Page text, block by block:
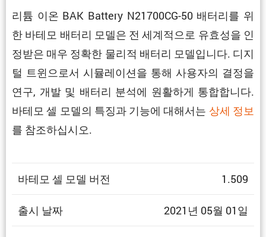
리튬 이온 BAK Battery N21700CG-50 배터리를 위
한 바테모 배터리 모델은 전 세계적으로 유효성을 인
정받은 매우 정확한 물리적 배터리 모델입니다. 디지
털 트윈으로서 시뮬레이션을 통해 사용자의 결정을
연구, 개발 및 배터리 분석에 원활하게 통합합니다.
바테모 셀 모델의 특징과 기능에 대해서는 상세 정보
를 참조하십시오.
바테모 셀 모델 버전 1.509
출시 날짜 2021년 05월 01일